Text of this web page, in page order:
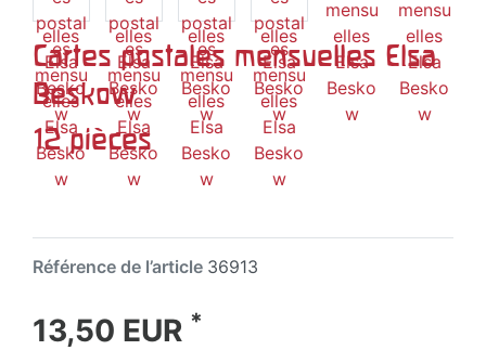
Cartes postales mensuelles Elsa
Beskow
12 pièces
Référence de l’article 36913
13,50 EUR *